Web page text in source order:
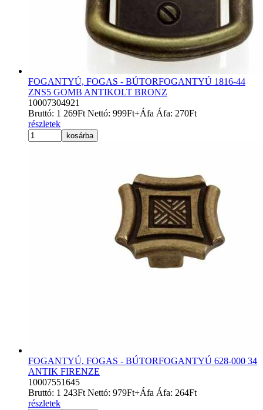
FOGANTYÚ, FOGAS - BÚTORFOGANTYÚ 1816-44
ZNS5 GOMB ANTIKOLT BRONZ
10007304921
Bruttó: 1 269Ft Nettó: 999Ft+Áfa Áfa: 270Ft
részletek
kosárba
FOGANTYÚ, FOGAS - BÚTORFOGANTYÚ 628-000 34
ANTIK FIRENZE
10007551645
Bruttó: 1 243Ft Nettó: 979Ft+Áfa Áfa: 264Ft
részletek